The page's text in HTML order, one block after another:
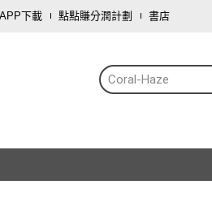
APP下載 點點賺分潤計劃 書店
Coral-Haze